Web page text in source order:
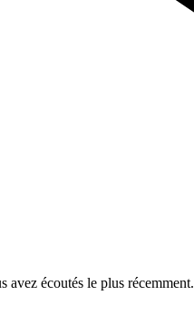
avez écoutés le plus récemment.